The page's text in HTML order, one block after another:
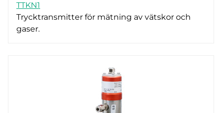
TTKN1
Trycktransmitter för mätning av vätskor och
gaser.